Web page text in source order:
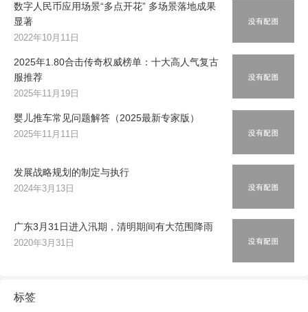
数字人民币应用场景“多点开花” 多场景落地成果
显著
2022年10月11日
2025年1.80合击传奇权威榜单：十大高人气复古
服推荐
2025年11月19日
婴儿推车常见问题解答（2025最新专家版）
2025年11月11日
发展战略规划的制定与执行
2024年3月13日
广东3月31日进入汛期，清明期间有大范围降雨
2020年3月31日
标签